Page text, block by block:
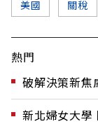
美國 關稅
熱門
破解決策新焦
新北婦女大學